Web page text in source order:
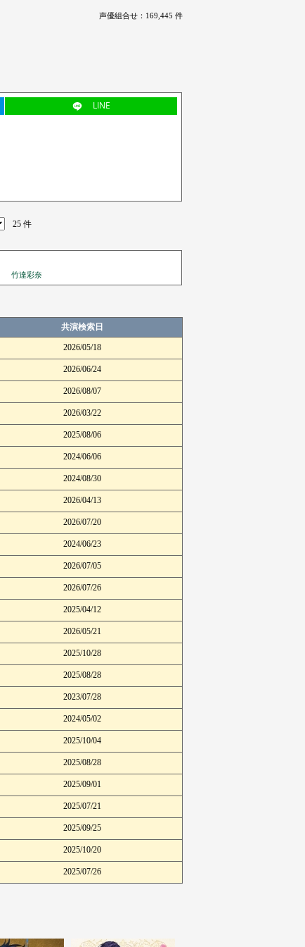
声優組合せ：169,445 件
LINE
25 件
竹達彩奈
共演検索日
2026/05/18
2026/06/24
2026/08/07
2026/03/22
2025/08/06
2024/06/06
2024/08/30
2026/04/13
2026/07/20
2024/06/23
2026/07/05
2026/07/26
2025/04/12
2026/05/21
2025/10/28
2025/08/28
2023/07/28
2024/05/02
2025/10/04
2025/08/28
2025/09/01
2025/07/21
2025/09/25
2025/10/20
2025/07/26